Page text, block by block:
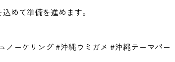
めて準備を進めます。
ーケリング #沖縄ウミガメ #沖縄テーマパー